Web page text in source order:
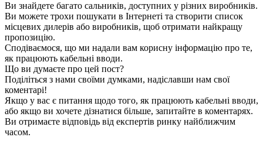
Ви знайдете багато сальників, доступних у різних виробників.
Ви можете трохи пошукати в Інтернеті та створити список
місцевих дилерів або виробників, щоб отримати найкращу
пропозицію.
Сподіваємося, що ми надали вам корисну інформацію про те,
як працюють кабельні вводи.
Що ви думаєте про цей пост?
Поділіться з нами своїми думками, надіславши нам свої
коментарі!
Якщо у вас є питання щодо того, як працюють кабельні вводи,
або якщо ви хочете дізнатися більше, запитайте в коментарях.
Ви отримаєте відповідь від експертів ринку найближчим
часом.